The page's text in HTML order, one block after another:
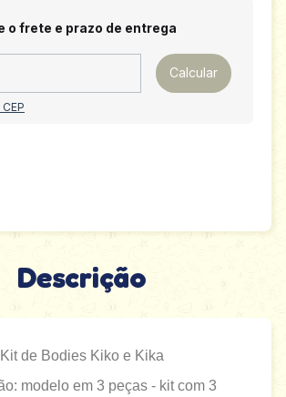
o CEP: Alterar CEP
o frete e prazo de entrega
Calcular
Descrição
Kit de Bodies Kiko e Kika
modelo em 3 peças - kit com 3